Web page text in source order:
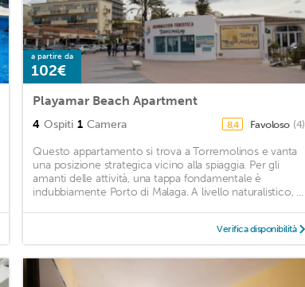
a partire da
102€
Playamar Beach Apartment
4 Ospiti 1 Camera 8,4 Favoloso (4)
Questo appartamento si trova a Torremolinos e vanta
una posizione strategica vicino alla spiaggia. Per gli
amanti delle attività, una tappa fondamentale è
indubbiamente Porto di Malaga. A livello naturalistico, ...
Verifica disponibilità